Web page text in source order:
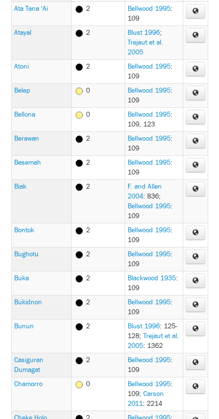
Ata Tana 'Ai
2 Bellwood 1995:
109
Atayal
2 Blust 1996;
Trejaut et al.
2005
Atoni
2 Bellwood 1995:
109
Belep
0 Bellwood 1995:
109
Bellona
0 Bellwood 1995:
109, 123
Berawan
2 Bellwood 1995:
109
Besemah
2 Bellwood 1995:
109
Biak
2
F. and Allen
2004: 836;
Bellwood 1995:
109
Bontok
2 Bellwood 1995:
109
Bughotu
2 Bellwood 1995:
109
Buka
2 Blackwood 1935:
109
Bukidnon
2 Bellwood 1995:
109
Bunun
2 Blust 1996: 125-
128; Trejaut et al.
2005: 1362
Casiguran
Dumagat
2 Bellwood 1995:
109
Chamorro
0 Bellwood 1995:
109; Carson
2011: 2214